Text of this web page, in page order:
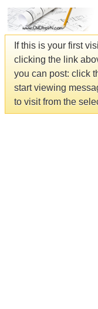
If this is your first
clicking the link
you can post: click
start viewing
to visit from the